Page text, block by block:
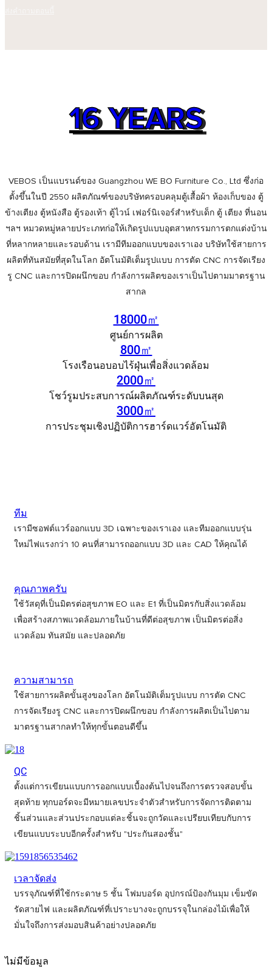
16 YEARS
VEBOS เป็นแบรนด์ของ Guangzhou WE BO Furniture Co., Ltd ซึ่งก่อ
ตั้งขึ้นในปี 2550 ผลิตภัณฑ์ของบริษัทครอบคลุมตู้เสื้อผ้า ห้องเก็บของ ตู้
ข้างเตียง ตู้หนังสือ ตู้รองเท้า ตู้ไวน์ เฟอร์นิเจอร์สำหรับเด็ก ตู้ เตียง ที่นอน
ฯลฯ หมวดหมู่หลายประเภทก่อให้เกิดรูปแบบอุตสาหกรรมการตกแต่งบ้าน
ที่หลากหลายและรอบด้าน เรามีทีมออกแบบของเราเอง บริษัทใช้สายการ
ผลิตที่ทันสมัยที่สุดในโลก อัตโนมัติเต็มรูปแบบ การตัด CNC การจัดเรียง
รู CNC และการปิดผนึกขอบ กำลังการผลิตของเราเป็นไปตามมาตรฐาน
สากล
18000㎡
ศูนย์การผลิต
800㎡
โรงเรือนอบอบไร้ฝุ่นเพื่อสิ่งแวดล้อม
2000㎡
โชว์รูมประสบการณ์ผลิตภัณฑ์ระดับบนสุด
3000㎡
การประชุมเชิงปฏิบัติการฮาร์ดแวร์อัตโนมัติ
ทีม
เรามีซอฟต์แวร์ออกแบบ 3D เฉพาะของเราเอง และทีมออกแบบรุ่น
ใหม่ไฟแรงกว่า 10 คนที่สามารถออกแบบ 3D และ CAD ให้คุณได้
คุณภาพครับ
ใช้วัสดุที่เป็นมิตรต่อสุขภาพ EO และ E1 ที่เป็นมิตรกับสิ่งแวดล้อม
เพื่อสร้างสภาพแวดล้อมภายในบ้านที่ดีต่อสุขภาพ เป็นมิตรต่อสิ่ง
แวดล้อม ทันสมัย ​​และปลอดภัย
ความสามารถ
ใช้สายการผลิตขั้นสูงของโลก อัตโนมัติเต็มรูปแบบ การตัด CNC
การจัดเรียงรู CNC และการปิดผนึกขอบ กำลังการผลิตเป็นไปตาม
มาตรฐานสากลทำให้ทุกขั้นตอนดีขึ้น
QC
ตั้งแต่การเขียนแบบการออกแบบเบื้องต้นไปจนถึงการตรวจสอบขั้น
สุดท้าย ทุกบอร์ดจะมีหมายเลขประจำตัวสำหรับการจัดการติดตาม
ชิ้นส่วนและส่วนประกอบแต่ละชิ้นจะถูกวัดและเปรียบเทียบกับการ
เขียนแบบระบบอีกครั้งสำหรับ "ประกันสองชั้น"
เวลาจัดส่ง
บรรจุภัณฑ์ที่ใช้กระดาษ 5 ชั้น โฟมบอร์ด อุปกรณ์ป้องกันมุม เข็มขัด
รัดสายไฟ และผลิตภัณฑ์ที่เปราะบางจะถูกบรรจุในกล่องไม้เพื่อให้
มั่นใจถึงการส่งมอบสินค้าอย่างปลอดภัย
ไม่มีข้อมูล